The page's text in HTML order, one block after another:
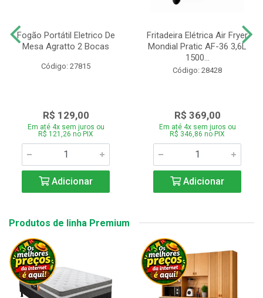
Fogão Portátil Eletrico De
Mesa Agratto 2 Bocas
Código: 27815
R$ 129,00
Em até 4x sem juros ou
R$ 121,26 no PIX
Adicionar
Fritadeira Elétrica Air Fryer
Mondial Pratic AF-36 3,6L
1500...
Código: 28428
R$ 369,00
Em até 4x sem juros ou
R$ 346,86 no PIX
Adicionar
Produtos de linha Premium